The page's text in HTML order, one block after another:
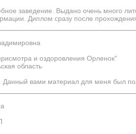
заведение. Выдано очень много
Диплом сразу после
и оздоровления Орленок"
область
Данный вами материал для меня был